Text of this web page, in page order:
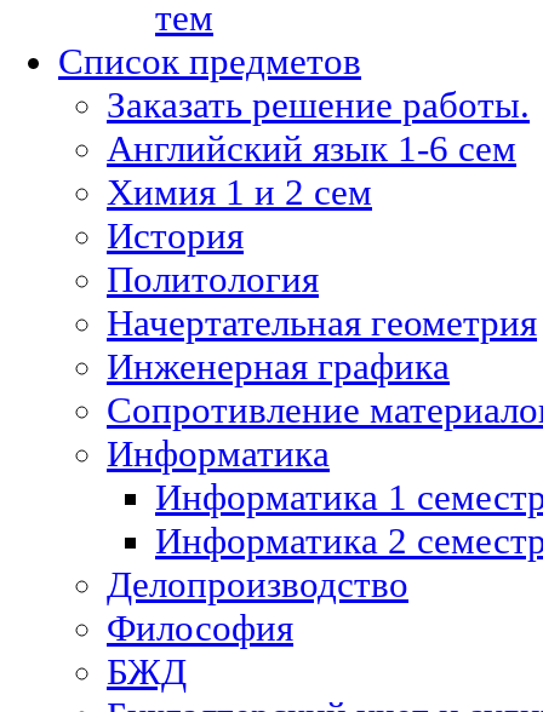
тем
Список предметов
Заказать решение работы.
Английский язык 1-6 сем
Химия 1 и 2 сем
История
Политология
Начертательная геометрия
Инженерная графика
Сопротивление
Информатика
Информатика 1
Информатика 2
Делопроизводство
Философия
БЖД